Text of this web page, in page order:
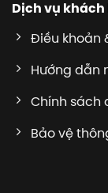
Dịch vụ khách
Điều khoản
Hướng dẫn
Chính sách
Bảo vệ